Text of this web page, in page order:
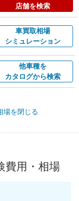
店舗を検索
車買取相場
シミュレーション
他車種を
カタログから検索
場を閉じる
費用・相場